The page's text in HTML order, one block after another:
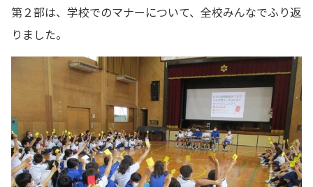
第２部は、学校でのマナーについて、全校みんなでふり返
りました。